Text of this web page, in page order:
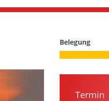
Belegung
Termin